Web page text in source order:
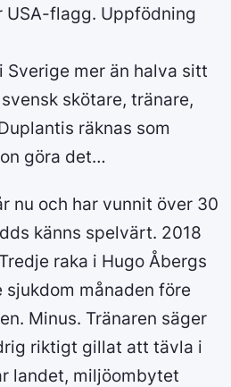
flagg. Uppfödning
Sverige mer än halva sitt
skötare, tränare,
räknas som
göra det…
nu och har vunnit över 30
känns spelvärt. 2018
raka i Hugo Åbergs
sjukdom månaden före
Minus. Tränaren säger
riktigt gillat att tävla i
landet, miljöombytet